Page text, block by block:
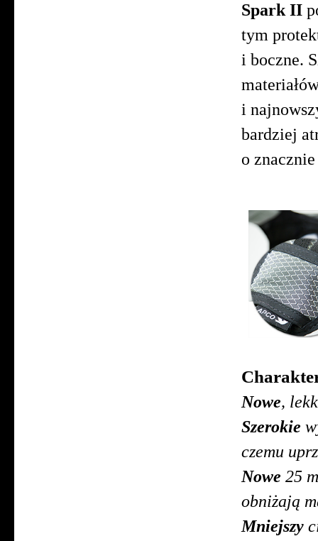
Spark II
tym
i boczne.
i
bardziej
o
Nowe,
Szerokie
czemu
Nowe 25
obniżają
Mniejszy